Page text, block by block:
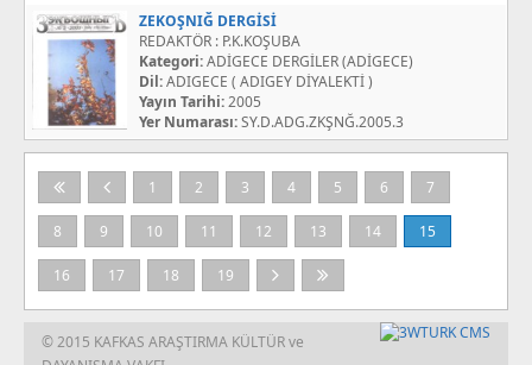
ZEKOŞNIĞ DERGİSİ
REDAKTÖR : P.K.KOŞUBA
Kategori:ADİGECE DERGİLER (ADİGECE)
Dil:ADIGECE ( ADIGEY DİYALEKTİ )
Yayın Tarihi:2005
Yer Numarası:SY.D.ADG.ZKŞNĞ.2005.3
1 2 3 4 5 6 7
8 9 10 11 12 13 14 15
16 17 18 19
© 2015 KAFKAS ARAŞTIRMA KÜLTÜR ve